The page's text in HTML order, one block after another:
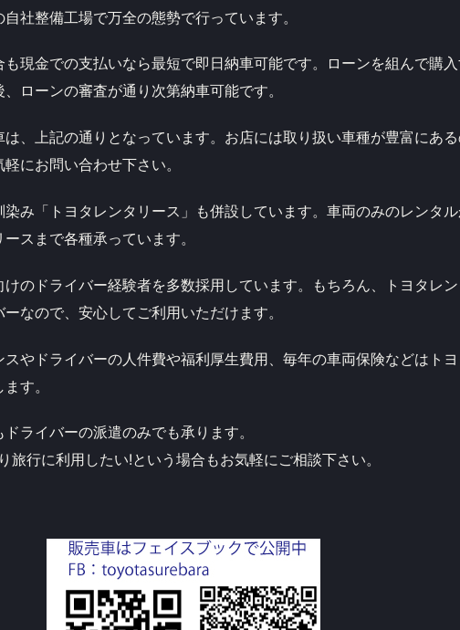
社整備工場で万全の態勢で行っています。
現金での支払いなら最短で即日納車可能です。ローンを組んで購
ローンの審査が通り次第納車可能です。
、上記の通りとなっています。お店には取り扱い車種が豊富にある
にお問い合わせ下さい。
み「トヨタレンタリース」も併設しています。車両のみのレンタル
スまで各種承っています。
けのドライバー経験者を多数採用しています。もちろん、トヨタレ
なので、安心してご利用いただけます。
やドライバーの人件費や福利厚生費用、毎年の車両保険などはト
す。
ライバーの派遣のみでも承ります。
旅行に利用したい!という場合もお気軽にご相談下さい。